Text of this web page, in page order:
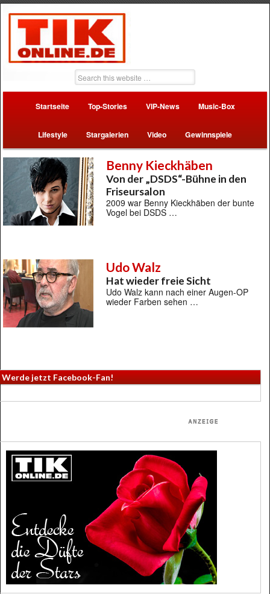
Startseite Top-Stories VIP-News Music-Box
Lifestyle Stargalerien Video Gewinnspiele
Benny Kieckhäben
Von der „DSDS“-Bühne in den
Friseursalon
2009 war Benny Kieckhäben der bunte
Vogel bei DSDS …
Udo Walz
Hat wieder freie Sicht
Udo Walz kann nach einer Augen-OP
wieder Farben sehen …
Werde jetzt Facebook-Fan!